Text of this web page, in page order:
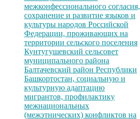
межконфессионального согласия,
сохранение и развитие языков и
культуры народов Российской
Федерации, проживающих на
территории сельского поселения
Кунтугушевский сельсовет
муниципального района
Балтачевский район Республики
Башкортостан, социальную и
культурную адаптацию
мигрантов, профилактику
межнациональных
(межэтнических) конфликтов на